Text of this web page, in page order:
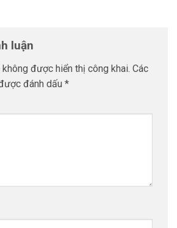
luận
được hiển thị công khai. Các
đánh dấu *